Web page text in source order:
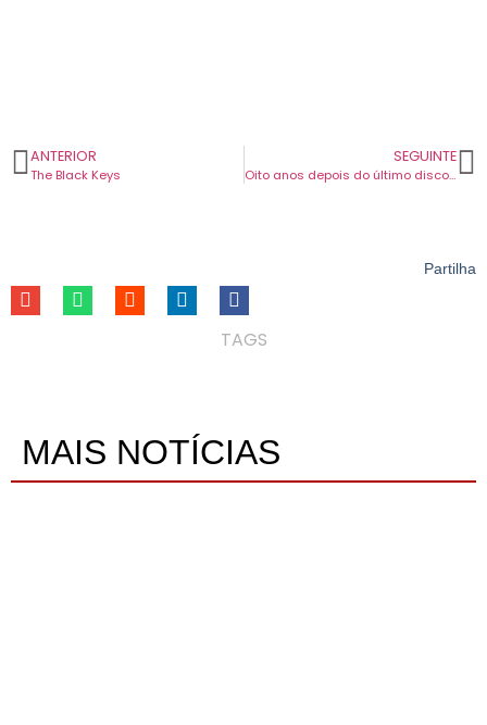
ANTERIOR
The Black Keys
SEGUINTE
Oito anos depois do último disco, os Empire Of The Sun regressam com um tema novo.
Partilha
TAGS
MAIS NOTÍCIAS